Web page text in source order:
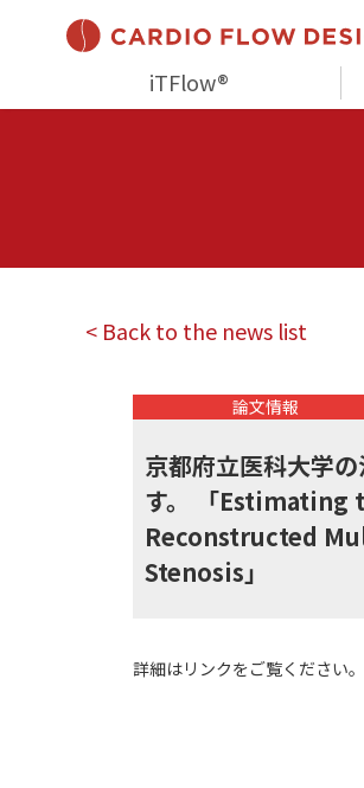
iTFlow®
< Back to the news list
論文情報
京都府立医科大学
す。 「
Reconstructed
Stenosis」
詳細はリンクをご覧ください。